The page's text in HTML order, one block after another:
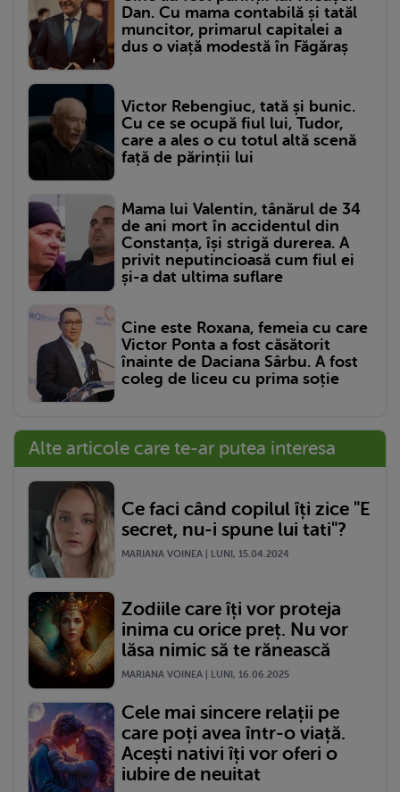
Dan. Cu mama contabilă și tatăl
muncitor, primarul capitalei a
dus o viață modestă în Făgăraș
Victor Rebengiuc, tată și bunic.
Cu ce se ocupă fiul lui, Tudor,
care a ales o cu totul altă scenă
față de părinții lui
Mama lui Valentin, tânărul de 34
de ani mort în accidentul din
Constanța, își strigă durerea. A
privit neputincioasă cum fiul ei
și-a dat ultima suflare
Cine este Roxana, femeia cu care
Victor Ponta a fost căsătorit
înainte de Daciana Sârbu. A fost
coleg de liceu cu prima soție
Alte articole care te-ar putea interesa
Ce faci când copilul îți zice "E
secret, nu-i spune lui tati"?
MARIANA VOINEA | LUNI, 15.04.2024
Zodiile care îți vor proteja
inima cu orice preț. Nu vor
lăsa nimic să te rănească
MARIANA VOINEA | LUNI, 16.06.2025
Cele mai sincere relații pe
care poți avea într-o viață.
Acești nativi îți vor oferi o
iubire de neuitat